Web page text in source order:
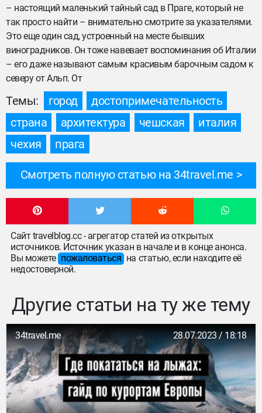
– настоящий маленький тайный сад в Праге, который не
так просто найти – внимательно смотрите за указателями.
Это еще один сад, устроенный на месте бывших
виноградников. Он тоже навевает воспоминания об Италии
– его даже называют самым красивым барочным садом к
северу от Альп. От
Темы: город
достопримечательность
страна
архитектура чешская
италия
чехия
прага
Смотреть полную статью на 34travel.me
Сайт travelblog.cc - агрегатор статей из открытых
источников. Источник указан в начале и в конце анонса.
Вы можете пожаловаться на статью, если находите её
недостоверной.
Другие статьи на ту же тему
34travel.me 28.07.2023 / 18:18